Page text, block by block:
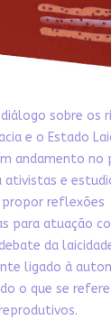
sobre os
e o Estado
andamento no
ativistas e
propor reflexões
para atuação
da
ligado à
o que se